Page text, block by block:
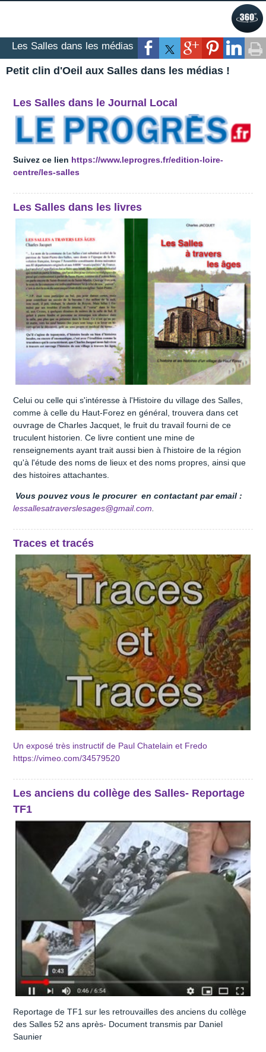
Les Salles dans les médias
Petit clin d'Oeil aux Salles dans les médias !
Les Salles dans le Journal Local
Suivez ce lien https://www.leprogres.fr/edition-loire-
centre/les-salles
Les Salles dans les livres
Celui ou celle qui s'intéresse à l'Histoire du village des Salles,
comme à celle du Haut-Forez en général, trouvera dans cet
ouvrage de Charles Jacquet, le fruit du travail fourni de ce
truculent historien. Ce livre contient une mine de
renseignements ayant trait aussi bien à l'histoire de la région
qu'à l'étude des noms de lieux et des noms propres, ainsi que
des histoires attachantes.
Vous pouvez vous le procurer en contactant par email :
lessallesatraverslesages@gmail.com
Traces et tracés
Un exposé très instructif de Paul Chatelain et Fredo
https://vimeo.com/34579520
Les anciens du collège des Salles- Reportage
TF1
Reportage de TF1 sur les retrouvailles des anciens du collège
des Salles 52 ans après- Document transmis par Daniel
Saunier